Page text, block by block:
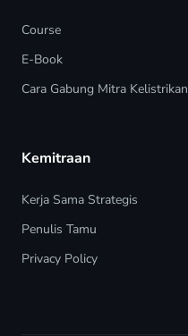
Course
E-Book
Cara Gabung Mitra Kelistrikan
Kemitraan
Kerja Sama Strategis
Penulis Tamu
Privacy Policy